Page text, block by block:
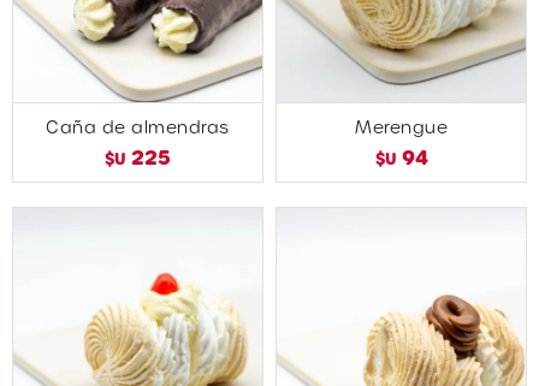
Caña de almendras
$U 225
Merengue
$U 94